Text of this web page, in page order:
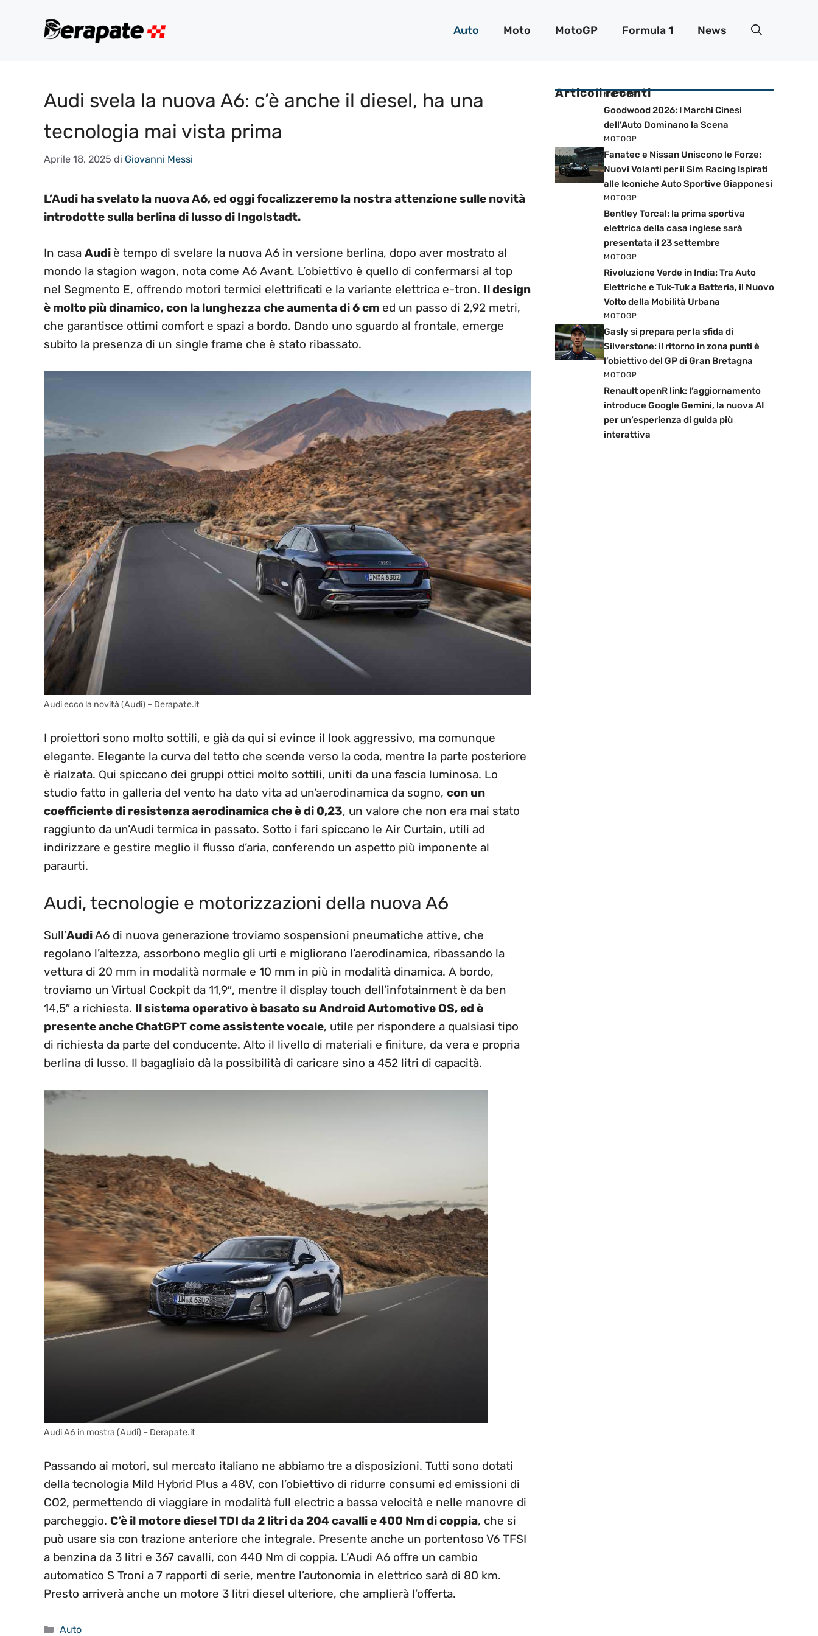
Auto Moto MotoGP Formula 1 News
Audi svela la nuova A6: c’è anche il diesel, ha una
tecnologia mai vista prima
Aprile 18, 2025 di Giovanni Messi
L’Audi ha svelato la nuova A6, ed oggi focalizzeremo la nostra attenzione sulle novità
introdotte sulla berlina di lusso di Ingolstadt.
In casa Audi è tempo di svelare la nuova A6 in versione berlina, dopo aver mostrato al
mondo la stagion wagon, nota come A6 Avant. L’obiettivo è quello di confermarsi al top
nel Segmento E, offrendo motori termici elettrificati e la variante elettrica e-tron. Il design
è molto più dinamico, con la lunghezza che aumenta di 6 cm ed un passo di 2,92 metri,
che garantisce ottimi comfort e spazi a bordo. Dando uno sguardo al frontale, emerge
subito la presenza di un single frame che è stato ribassato.
Audi ecco la novità (Audi) – Derapate.it
I proiettori sono molto sottili, e già da qui si evince il look aggressivo, ma comunque
elegante. Elegante la curva del tetto che scende verso la coda, mentre la parte posteriore
è rialzata. Qui spiccano dei gruppi ottici molto sottili, uniti da una fascia luminosa. Lo
studio fatto in galleria del vento ha dato vita ad un’aerodinamica da sogno, con un
coefficiente di resistenza aerodinamica che è di 0,23, un valore che non era mai stato
raggiunto da un’Audi termica in passato. Sotto i fari spiccano le Air Curtain, utili ad
indirizzare e gestire meglio il flusso d’aria, conferendo un aspetto più imponente al
paraurti.
Audi, tecnologie e motorizzazioni della nuova A6
Sull’AudiA6 di nuova generazione troviamo sospensioni pneumatiche attive, che
regolano l’altezza, assorbono meglio gli urti e migliorano l’aerodinamica, ribassando la
vettura di 20 mm in modalità normale e 10 mm in più in modalità dinamica. A bordo,
troviamo un Virtual Cockpit da 11,9″, mentre il display touch dell’infotainment è da ben
14,5″ a richiesta. Il sistema operativo è basato su Android Automotive OS, ed è
presente anche ChatGPT come assistente vocale, utile per rispondere a qualsiasi tipo
di richiesta da parte del conducente. Alto il livello di materiali e finiture, da vera e propria
berlina di lusso. Il bagagliaio dà la possibilità di caricare sino a 452 litri di capacità.
Audi A6 in mostra (Audi) – Derapate.it
Passando ai motori, sul mercato italiano ne abbiamo tre a disposizioni. Tutti sono dotati
della tecnologia Mild Hybrid Plus a 48V, con l’obiettivo di ridurre consumi ed emissioni di
CO2, permettendo di viaggiare in modalità full electric a bassa velocità e nelle manovre di
parcheggio. C’è il motore diesel TDI da 2 litri da 204 cavalli e 400 Nm di coppia, che si
può usare sia con trazione anteriore che integrale. Presente anche un portentoso V6 TFSI
a benzina da 3 litri e 367 cavalli, con 440 Nm di coppia. L’Audi A6 offre un cambio
automatico S Troni a 7 rapporti di serie, mentre l’autonomia in elettrico sarà di 80 km.
Presto arriverà anche un motore 3 litri diesel ulteriore, che amplierà l’offerta.
Categorie
Auto
Articoli recenti
MOTOGP
Goodwood 2026: I Marchi Cinesi
dell’Auto Dominano la Scena
MOTOGP
Fanatec e Nissan Uniscono le Forze:
Nuovi Volanti per il Sim Racing Ispirati
alle Iconiche Auto Sportive Giapponesi
MOTOGP
Bentley Torcal: la prima sportiva
elettrica della casa inglese sarà
presentata il 23 settembre
MOTOGP
Rivoluzione Verde in India: Tra Auto
Elettriche e Tuk-Tuk a Batteria, il Nuovo
Volto della Mobilità Urbana
MOTOGP
Gasly si prepara per la sfida di
Silverstone: il ritorno in zona punti è
l’obiettivo del GP di Gran Bretagna
MOTOGP
Renault openR link: l’aggiornamento
introduce Google Gemini, la nuova AI
per un’esperienza di guida più
interattiva